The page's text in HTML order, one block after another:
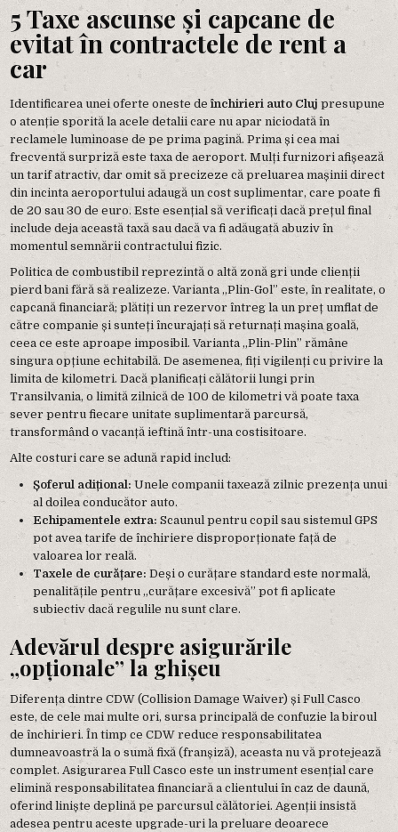
5 Taxe ascunse și capcane de
evitat în contractele de rent a
car
Identificarea unei oferte oneste deînchirieri auto Cluj presupune
o atenție sporită la acele detalii care nu apar niciodată în
reclamele luminoase de pe prima pagină. Prima și cea mai
frecventă surpriză este taxa de aeroport. Mulți furnizori afișează
un tarif atractiv, dar omit să precizeze că preluarea mașinii direct
din incinta aeroportului adaugă un cost suplimentar, care poate fi
de 20 sau 30 de euro. Este esențial să verificați dacă prețul final
include deja această taxă sau dacă va fi adăugată abuziv în
momentul semnării contractului fizic.
Politica de combustibil reprezintă o altă zonă gri unde clienții
pierd bani fără să realizeze. Varianta „Plin-Gol” este, în realitate, o
capcană financiară; plătiți un rezervor întreg la un preț umflat de
către companie și sunteți încurajați să returnați mașina goală,
ceea ce este aproape imposibil. Varianta „Plin-Plin” rămâne
singura opțiune echitabilă. De asemenea, fiți vigilenți cu privire la
limita de kilometri. Dacă planificați călătorii lungi prin
Transilvania, o limită zilnică de 100 de kilometri vă poate taxa
sever pentru fiecare unitate suplimentară parcursă,
transformând o vacanță ieftină într-una costisitoare.
Alte costuri care se adună rapid includ:
Șoferul adițional: Unele companii taxează zilnic prezența unui
al doilea conducător auto.
Echipamentele extra: Scaunul pentru copil sau sistemul GPS
pot avea tarife de închiriere disproporționate față de
valoarea lor reală.
Taxele de curățare: Deși o curățare standard este normală,
penalitățile pentru „curățare excesivă” pot fi aplicate
subiectiv dacă regulile nu sunt clare.
Adevărul despre asigurările
„opționale” la ghișeu
Diferența dintre CDW (Collision Damage Waiver) și Full Casco
este, de cele mai multe ori, sursa principală de confuzie la biroul
de închirieri. În timp ce CDW reduce responsabilitatea
dumneavoastră la o sumă fixă (franșiză), aceasta nu vă protejează
complet. Asigurarea Full Casco este un instrument esențial care
elimină responsabilitatea financiară a clientului în caz de daună,
oferind liniște deplină pe parcursul călătoriei. Agenții insistă
adesea pentru aceste upgrade-uri la preluare deoarece